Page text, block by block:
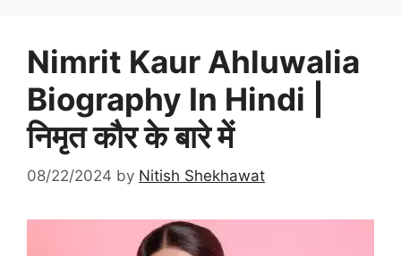
Nimrit Kaur Ahluwalia
Biography In Hindi |
निमृत कौर के बारे में
08/22/2024 by Nitish Shekhawat